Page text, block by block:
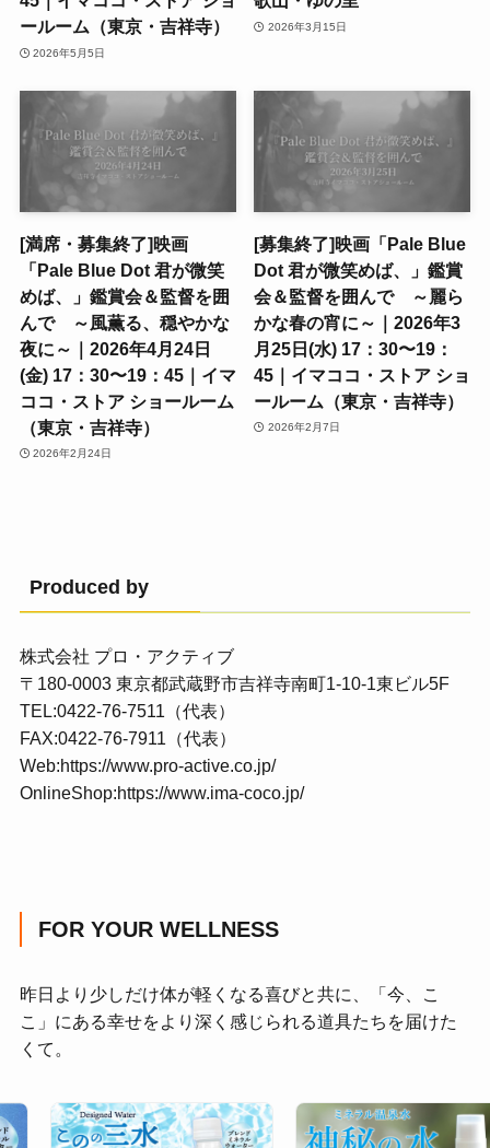
ールーム（東京・吉祥寺）
2026年5月5日
2026年3月15日
[満席・募集終了]映画
「Pale Blue Dot 君が微笑
めば、」鑑賞会＆監督を囲
んで ～風薫る、穏やかな
夜に～｜2026年4月24日
(金) 17：30〜19：45｜イマ
ココ・ストア ショールーム
（東京・吉祥寺）
2026年2月24日
[募集終了]映画「Pale Blue
Dot 君が微笑めば、」鑑賞
会＆監督を囲んで ～麗ら
かな春の宵に～｜2026年3
月25日(水) 17：30〜19：
45｜イマココ・ストア ショ
ールーム（東京・吉祥寺）
2026年2月7日
Produced by
株式会社 プロ・アクティブ
〒180-0003 東京都武蔵野市吉祥寺南町1-10-1東ビル5F
TEL:0422-76-7511（代表）
FAX:0422-76-7911（代表）
Web:https://www.pro-active.co.jp/
OnlineShop:https://www.ima-coco.jp/
FOR YOUR WELLNESS
昨日より少しだけ体が軽くなる喜びと共に、「今、こ
こ」にある幸せをより深く感じられる道具たちを届けた
くて。